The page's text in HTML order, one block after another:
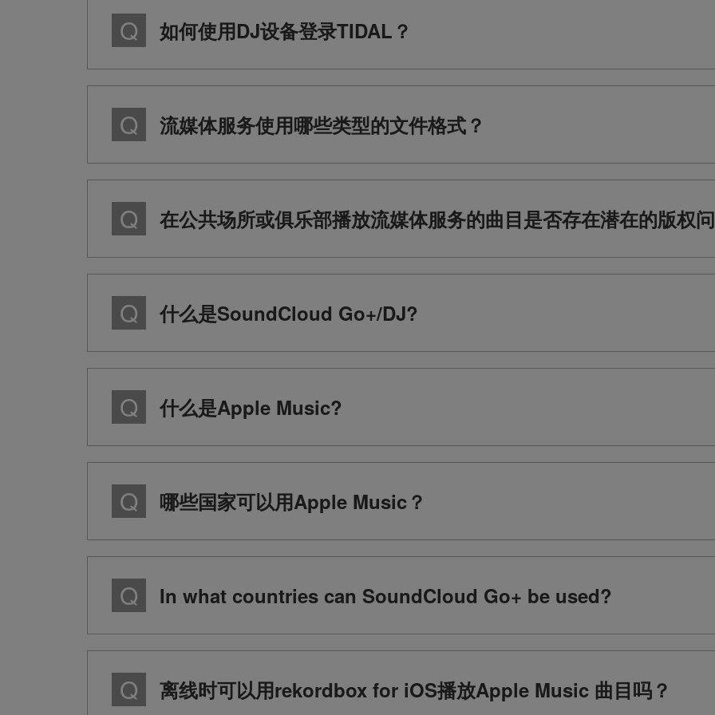
如何使用DJ设备登录TIDAL？
流媒体服务使用哪些类型的文件格式？
在公共场所或俱乐部播放流媒体服务的曲目是否存在潜在的版权
什么是SoundCloud Go+/DJ?
什么是Apple Music?
哪些国家可以用Apple Music？
In what countries can SoundCloud Go+ be used?
离线时可以用rekordbox for iOS播放Apple Music 曲目吗？